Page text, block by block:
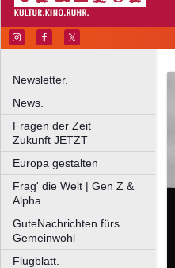
Newsletter.
News.
Fragen der Zeit
Zukunft JETZT
Europa gestalten
Frag' die Welt | Gen Z &
Alpha
GuteNachrichten fürs
Gemeinwohl
Flugblatt.